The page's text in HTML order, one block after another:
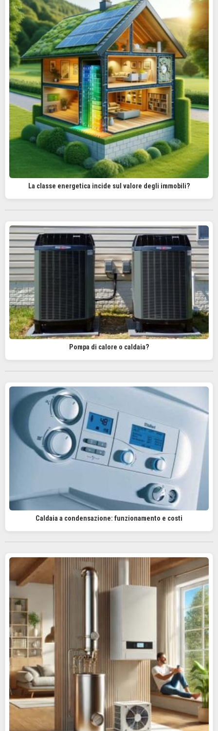
La classe energetica incide sul valore degli immobili?
Pompa di calore o caldaia?
Caldaia a condensazione: funzionamento e costi